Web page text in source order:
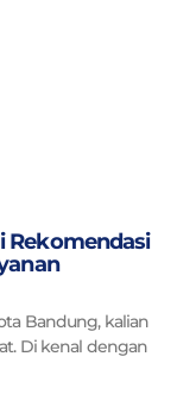
Rekomendasi
Bandung, kalian
Di kenal dengan